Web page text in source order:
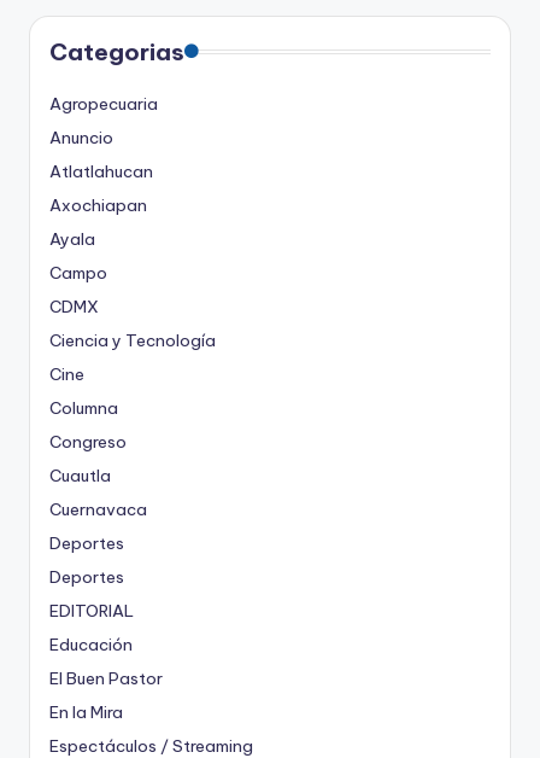
Categorias
Agropecuaria
Anuncio
Atlatlahucan
Axochiapan
Ayala
Campo
CDMX
Ciencia y Tecnología
Cine
Columna
Congreso
Cuautla
Cuernavaca
Deportes
Deportes
EDITORIAL
Educación
El Buen Pastor
En la Mira
Espectáculos / Streaming